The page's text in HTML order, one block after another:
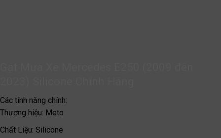
Các tính năng chính:
Thương hiệu: Meto
Chất Liệu: Silicone